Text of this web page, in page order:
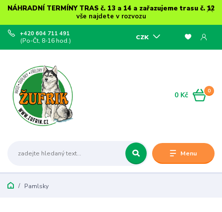
NÁHRADNÍ TERMÍNY TRAS č. 13 a 14 a zařazujeme trasu č. 12
vše najdete v rozvozu
Menu
CZK
+420 604 711 491
(Po-Čt, 8-16 hod.)
0
0 Kč
Pamlsky